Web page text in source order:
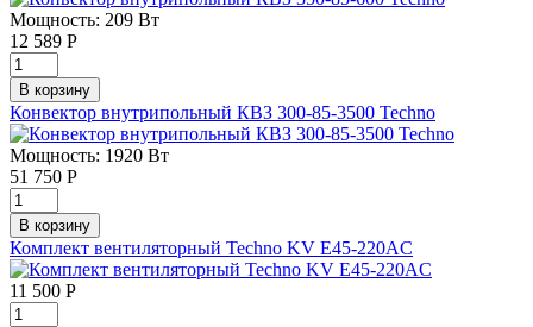
Мощность: 209 Вт
12 589 Р
Конвектор внутрипольный КВЗ 300-85-3500 Technо
Мощность: 1920 Вт
51 750 Р
Комплект вентиляторный Techno KV E45-220AC
11 500 Р